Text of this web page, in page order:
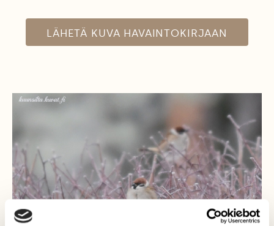
LÄHETÄ KUVA HAVAINTOKIRJAAN